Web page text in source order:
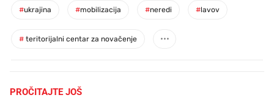
#ukrajina #mobilizacija #neredi #lavov
# teritorijalni centar za novačenje
PROČITAJTE JOŠ